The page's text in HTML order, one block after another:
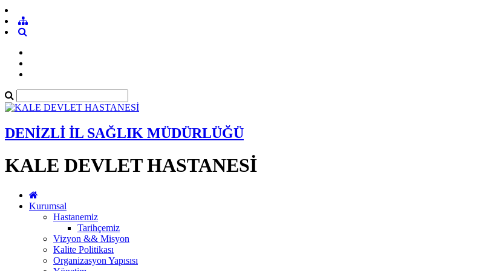
DENİZLİ İL SAĞLIK MÜDÜRLÜĞÜ
KALE DEVLET HASTANESİ
Kurumsal
Hastanemiz
Tarihçemiz
Vizyon && Misyon
Kalite Politikası
Organizasyon Yapısısı